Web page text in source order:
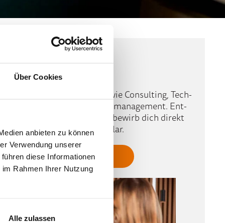
Über Cookies
anbieten zu können
Verwendung unserer
diese Informationen
Rahmen Ihrer Nutzung
Alle zulassen
Tä­tig­keiten in Be­rei­chen wieCon­sul­ting, Tech­
Qua­li­täts- und Pro­zess­manage­ment. Ent­
Stellen­ange­bote und be­wirb dich direkt
uns Bewerbungsformular.